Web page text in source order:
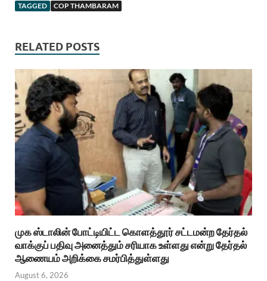
TAGGED COP THAMBARAM
RELATED POSTS
முக ஸ்டாலின் போட்டியிட்ட கொளத்தூர் சட்டமன்ற தேர்தல்
வாக்குப் பதிவு அனைத்தும் சரியாக உள்ளது என்று தேர்தல்
ஆணையம் அறிக்கை சமர்பித்துள்ளது
August 6, 2026